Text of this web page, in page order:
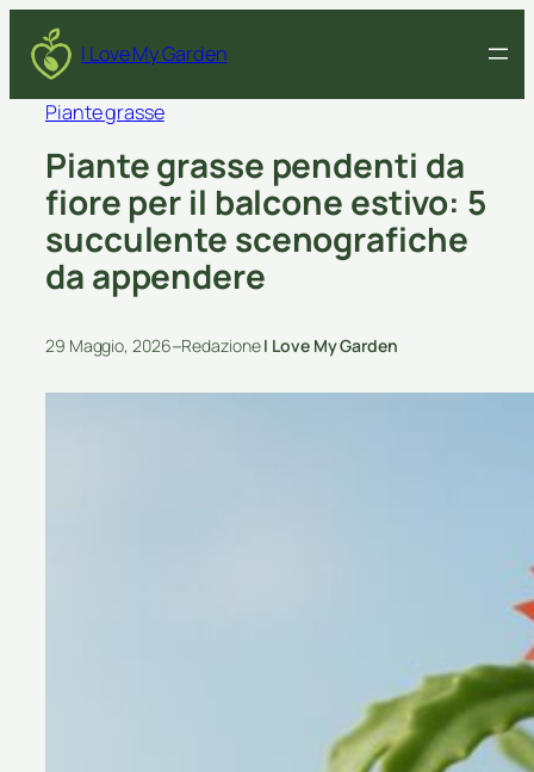
I Love My Garden
Piante grasse
Piante grasse pendenti da
fiore per il balcone estivo: 5
succulente scenografiche
da appendere
29 Maggio, 2026–RedazioneI Love My Garden